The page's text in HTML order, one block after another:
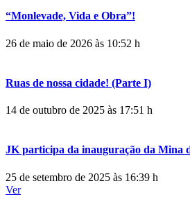
“Monlevade, Vida e Obra”!
26 de maio de 2026 às 10:52 h
Ruas de nossa cidade! (Parte I)
14 de outubro de 2025 às 17:51 h
JK participa da inauguração da Mina
25 de setembro de 2025 às 16:39 h
Ver